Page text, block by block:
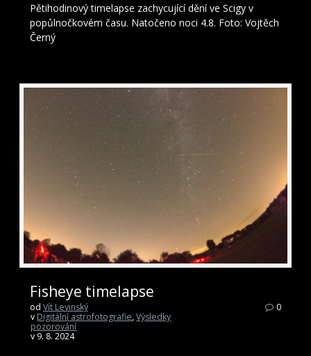
Pětihodinový timelapse zachycující dění ve Scigy v
popůlnočkovém času. Natočeno noci 4.8. Foto: Vojtěch
Černý
Fisheye timelapse
od Vít Levinský
v Digitální astrofotografie,Výsledky
pozorování
v 9. 8. 2024
0